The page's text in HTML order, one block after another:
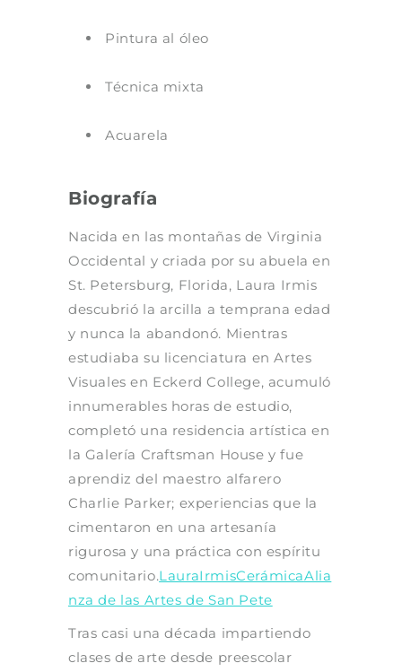
Pintura al óleo
Técnica mixta
Acuarela
Biografía
Nacida en las montañas de Virginia
Occidental y criada por su abuela en
St. Petersburg, Florida, Laura Irmis
descubrió la arcilla a temprana edad
y nunca la abandonó. Mientras
estudiaba su licenciatura en Artes
Visuales en Eckerd College, acumuló
innumerables horas de estudio,
completó una residencia artística en
la Galería Craftsman House y fue
aprendiz del maestro alfarero
Charlie Parker; experiencias que la
cimentaron en una artesanía
rigurosa y una práctica con espíritu
comunitario.LauraIrmisCerámicaAlia
nza de las Artes de San Pete
Tras casi una década impartiendo
clases de arte desde preescolar